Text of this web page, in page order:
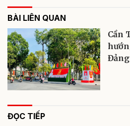
BÀI LIÊN QUAN
Cần
Đảng
ĐỌC TIẾP